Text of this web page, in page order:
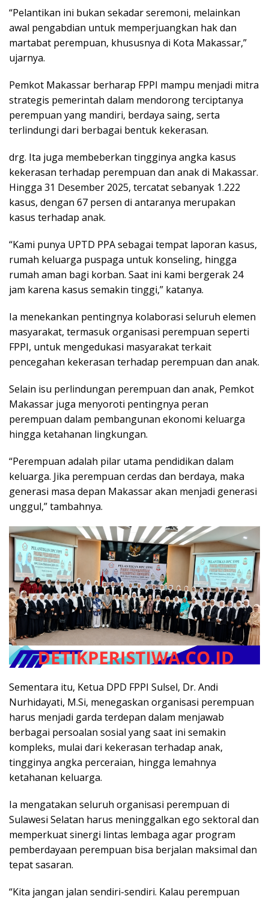
“Pelantikan ini bukan sekadar seremoni, melainkan
awal pengabdian untuk memperjuangkan hak dan
martabat perempuan, khususnya di Kota Makassar,”
ujarnya.
Pemkot Makassar berharap FPPI mampu menjadi mitra
strategis pemerintah dalam mendorong terciptanya
perempuan yang mandiri, berdaya saing, serta
terlindungi dari berbagai bentuk kekerasan.
drg. Ita juga membeberkan tingginya angka kasus
kekerasan terhadap perempuan dan anak di Makassar.
Hingga 31 Desember 2025, tercatat sebanyak 1.222
kasus, dengan 67 persen di antaranya merupakan
kasus terhadap anak.
“Kami punya UPTD PPA sebagai tempat laporan kasus,
rumah keluarga puspaga untuk konseling, hingga
rumah aman bagi korban. Saat ini kami bergerak 24
jam karena kasus semakin tinggi,” katanya.
Ia menekankan pentingnya kolaborasi seluruh elemen
masyarakat, termasuk organisasi perempuan seperti
FPPI, untuk mengedukasi masyarakat terkait
pencegahan kekerasan terhadap perempuan dan anak.
Selain isu perlindungan perempuan dan anak, Pemkot
Makassar juga menyoroti pentingnya peran
perempuan dalam pembangunan ekonomi keluarga
hingga ketahanan lingkungan.
“Perempuan adalah pilar utama pendidikan dalam
keluarga. Jika perempuan cerdas dan berdaya, maka
generasi masa depan Makassar akan menjadi generasi
unggul,” tambahnya.
Sementara itu, Ketua DPD FPPI Sulsel, Dr. Andi
Nurhidayati, M.Si, menegaskan organisasi perempuan
harus menjadi garda terdepan dalam menjawab
berbagai persoalan sosial yang saat ini semakin
kompleks, mulai dari kekerasan terhadap anak,
tingginya angka perceraian, hingga lemahnya
ketahanan keluarga.
Ia mengatakan seluruh organisasi perempuan di
Sulawesi Selatan harus meninggalkan ego sektoral dan
memperkuat sinergi lintas lembaga agar program
pemberdayaan perempuan bisa berjalan maksimal dan
tepat sasaran.
“Kita jangan jalan sendiri-sendiri. Kalau perempuan